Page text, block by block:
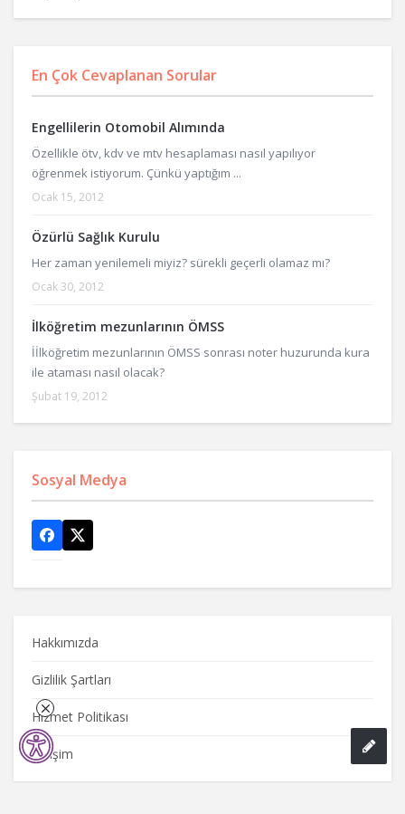
En Çok Cevaplanan Sorular
Engellilerin Otomobil Alımında
Özellikle ötv, kdv ve mtv hesaplaması nasıl yapılıyor
öğrenmek istiyorum. Çünkü yaptığım ...
Ocak 15, 2012
Özürlü Sağlık Kurulu
Her zaman yenilemeli miyiz? sürekli geçerli olamaz mı?
Ocak 30, 2012
İlköğretim mezunlarının ÖMSS
İİlköğretim mezunlarının ÖMSS sonrası noter huzurunda kura
ile ataması nasıl olacak?
Şubat 19, 2012
Sosyal Medya
Hakkımızda
Gizlilik Şartları
Hizmet Politikası
İletişim